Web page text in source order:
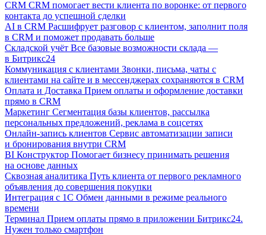
CRM CRM помогает вести клиента по воронке: от первого
контакта до успешной сделки
AI в CRM Расшифрует разговор с клиентом, заполнит поля
в CRM и поможет продавать больше
Складской учёт Все базовые возможности склада —
в Битрикс24
Коммуникация с клиентами Звонки, письма, чаты с
клиентами на сайте и в мессенджерах сохраняются в CRM
Оплата и Доставка Прием оплаты и оформление доставки
прямо в CRM
Маркетинг Сегментация базы клиентов, рассылка
персональных предложений, реклама в соцсетях
Онлайн-запись клиентов Сервис автоматизации записи
и бронирования внутри CRM
BI Конструктор Помогает бизнесу принимать решения
на основе данных
Сквозная аналитика Путь клиента от первого рекламного
объявления до совершения покупки
Интеграция с 1С Обмен данными в режиме реального
времени
Терминал Прием оплаты прямо в приложении Битрикс24.
Нужен только смартфон